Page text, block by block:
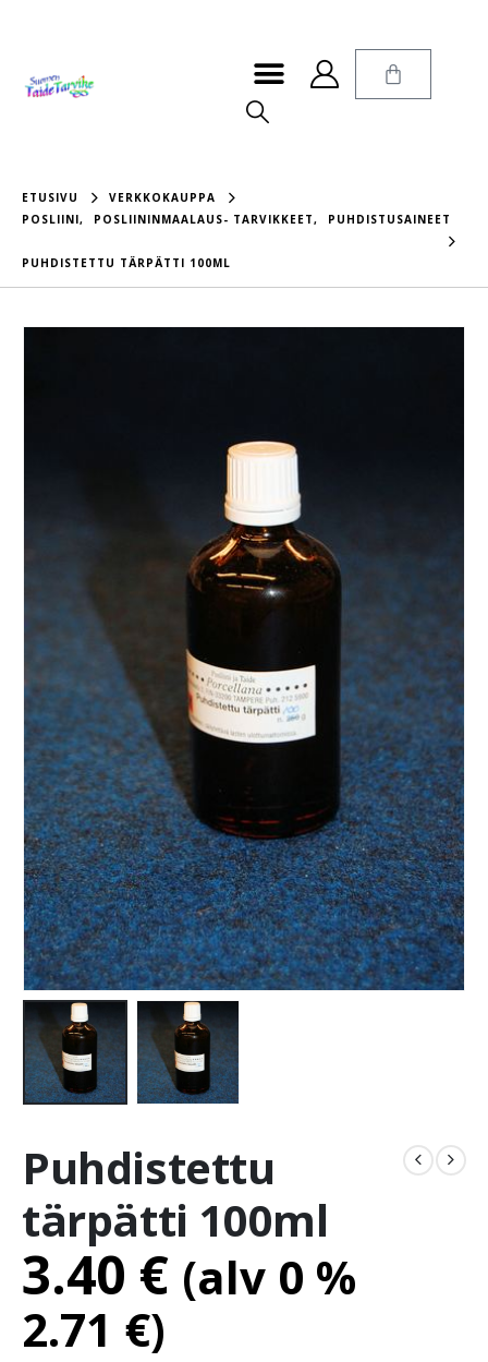
ETUSIVU
VERKKOKAUPPA
POSLIINI, POSLIININMAALAUS- TARVIKKEET, PUHDISTUSAINEET
PUHDISTETTU TÄRPÄTTI 100ML
Puhdistettu
tärpätti 100ml
3.40 € (alv 0 %
2.71 €)